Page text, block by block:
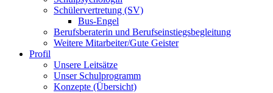
Schülervertretung (SV)
Bus-Engel
Berufsberaterin und Berufseinstiegsbegleitung
Weitere Mitarbeiter/Gute Geister
Profil
Unsere Leitsätze
Unser Schulprogramm
Konzepte (Übersicht)